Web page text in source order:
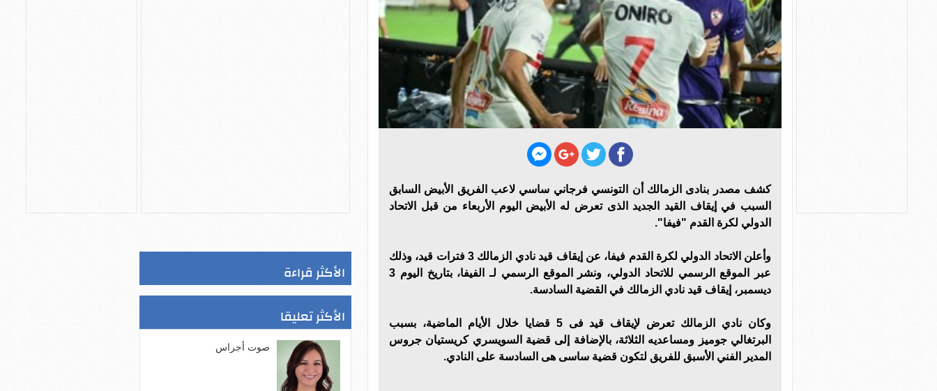
كشف مصدر بنادى الزمالك أن التونسي فرجاني ساسي لاعب الفريق الأبيض السابق
السبب في إيقاف القيد الجديد الذى تعرض له الأبيض اليوم الأربعاء من قبل الاتحاد
الدولي لكرة القدم "فيفا".
وأعلن الاتحاد الدولي لكرة القدم فيفا، عن إيقاف قيد نادي الزمالك 3 فترات قيد، وذلك
عبر الموقع الرسمي للاتحاد الدولي، ونشر الموقع الرسمي لـ الفيفا، بتاريخ اليوم 3
ديسمبر، إيقاف قيد نادي الزمالك في القضية السادسة.
وكان نادي الزمالك تعرض لإيقاف قيد فى 5 قضايا خلال الأيام الماضية، بسبب
البرتغالي جوميز ومساعديه الثلاثة، بالإضافة إلى قضية السويسري كريستيان جروس
المدير الفني الأسبق للفريق لتكون قضية ساسى هى السادسة على النادي.
الأكثر قراءة
الأكثر تعليقا
صوت أجراس